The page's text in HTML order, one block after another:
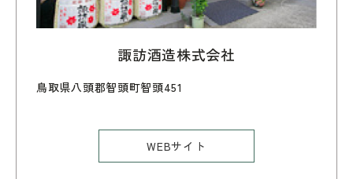
諏訪酒造株式会社
鳥取県八頭郡智頭町智頭451
WEBサイト